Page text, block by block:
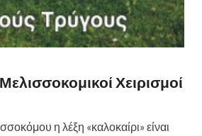
Χειρισμοί
η λέξη «καλοκαίρι» είναι